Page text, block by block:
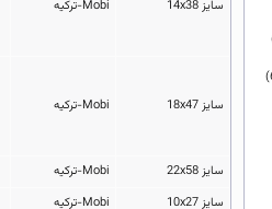
سایز 14x38 Mobi-ترکیه
سایز 18x47 Mobi-ترکیه
سایز 22x58 Mobi-ترکیه
سایز 10x27
Mobi-ترکیه